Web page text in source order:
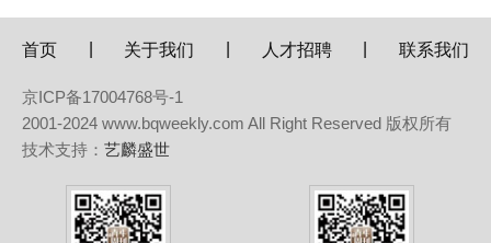
首页 关于我们 人才招聘 联系我们
京ICP备17004768号-1
2001-2024 www.bqweekly.com All Right Reserved 版权所有
技术支持： 艺麟盛世